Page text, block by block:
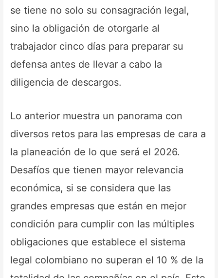
se tiene no solo su consagración legal,
sino la obligación de otorgarle al
trabajador cinco días para preparar su
defensa antes de llevar a cabo la
diligencia de descargos.
Lo anterior muestra un panorama con
diversos retos para las empresas de cara a
la planeación de lo que será el 2026.
Desafíos que tienen mayor relevancia
económica, si se considera que las
grandes empresas que están en mejor
condición para cumplir con las múltiples
obligaciones que establece el sistema
legal colombiano no superan el 10 % de la